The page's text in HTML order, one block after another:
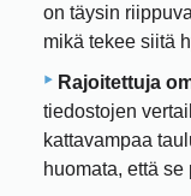
on täysin
mikä tekee siitä
Rajoitettuja
tiedostojen
kattavampaa
huomata, että se